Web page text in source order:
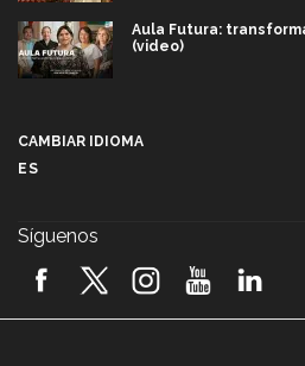
Aula Futura:
(video)
2026! (video)
CAMBIAR IDIOMA
ES
Síguenos